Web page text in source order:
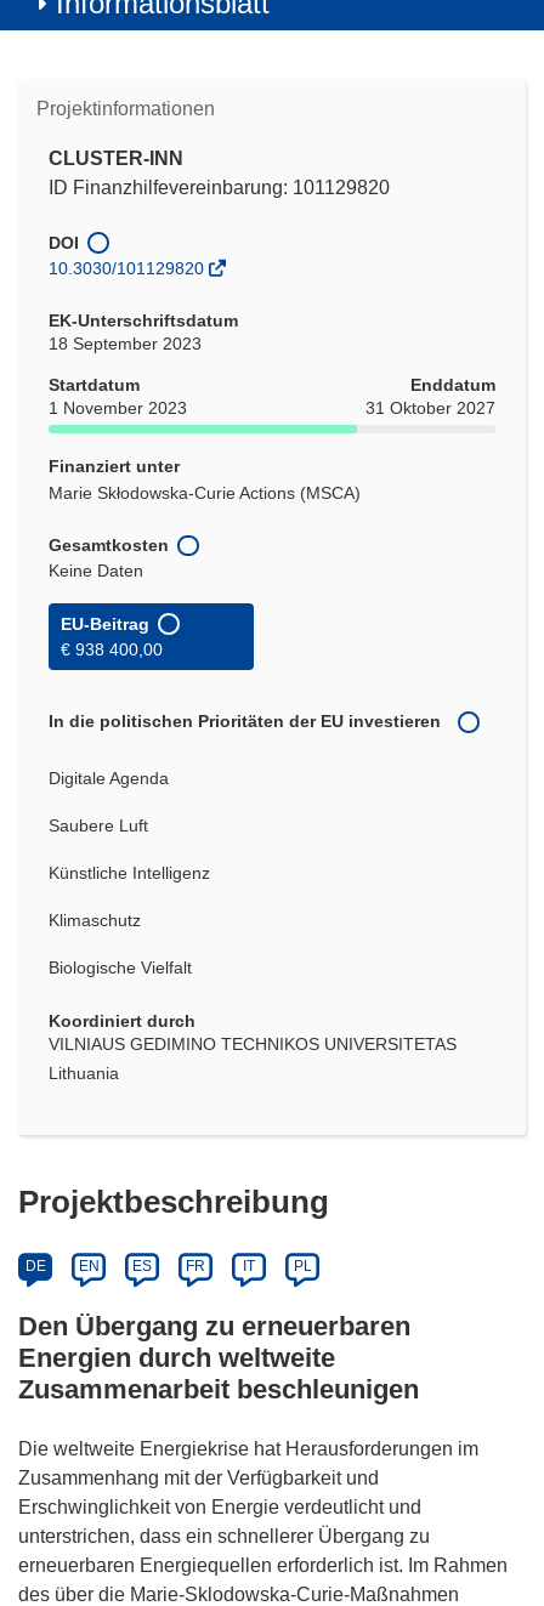
Projektinformationen
CLUSTER-INN
ID Finanzhilfevereinbarung: 101129820
DOI
10.3030/101129820
EK-Unterschriftsdatum
18 September 2023
Startdatum
1 November 2023
Enddatum
31 Oktober 2027
Finanziert unter
Marie Skłodowska-Curie Actions (MSCA)
Gesamtkosten
Keine Daten
EU-Beitrag
€ 938 400,00
In die politischen Prioritäten der EU investieren
Digitale Agenda
Saubere Luft
Künstliche Intelligenz
Klimaschutz
Biologische Vielfalt
Koordiniert durch
VILNIAUS GEDIMINO TECHNIKOS UNIVERSITETAS
Lithuania
Projektbeschreibung
DE EN ES FR IT PL
Den Übergang zu erneuerbaren
Energien durch weltweite
Zusammenarbeit beschleunigen
Die weltweite Energiekrise hat Herausforderungen im
Zusammenhang mit der Verfügbarkeit und
Erschwinglichkeit von Energie verdeutlicht und
unterstrichen, dass ein schnellerer Übergang zu
erneuerbaren Energiequellen erforderlich ist. Im Rahmen
des über die Marie-Sklodowska-Curie-Maßnahmen